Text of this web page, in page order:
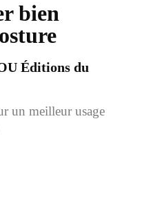
bien
Éditions du
un meilleur usage